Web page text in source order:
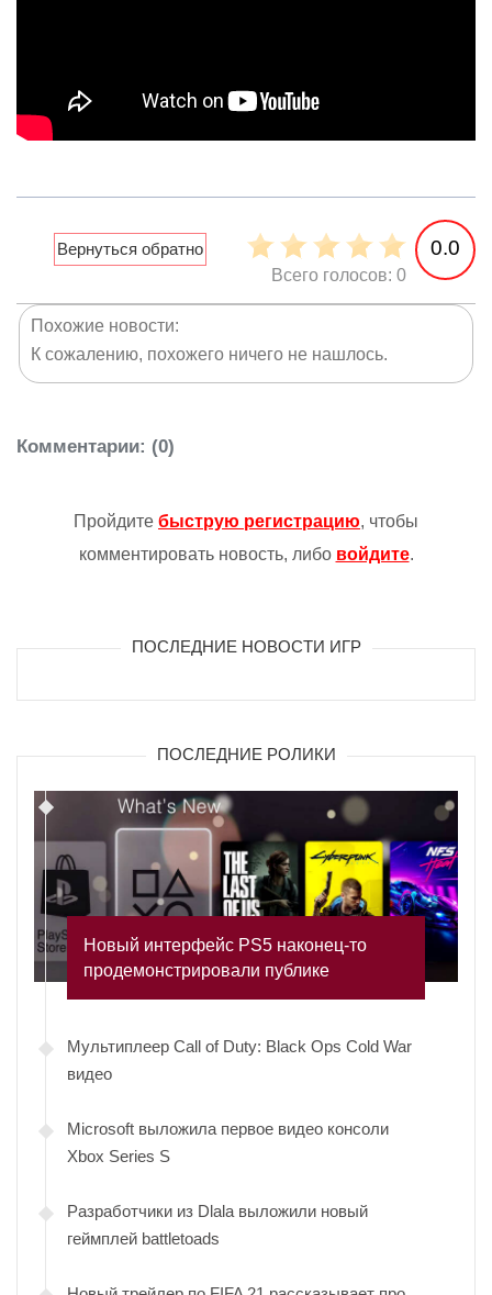
0.0
Всего голосов: 0
Похожие новости:
К сожалению, похожего ничего не нашлось.
Комментарии: (0)
Пройдите быструю регистрацию, чтобы
комментировать новость, либо войдите.
ПОСЛЕДНИЕ НОВОСТИ ИГР
ПОСЛЕДНИЕ РОЛИКИ
Новый интерфейс PS5 наконец-то
продемонстрировали публике
Мультиплеер Call of Duty: Black Ops Cold War
видео
Microsoft выложила первое видео консоли
Xbox Series S
Разработчики из Dlala выложили новый
геймплей battletoads